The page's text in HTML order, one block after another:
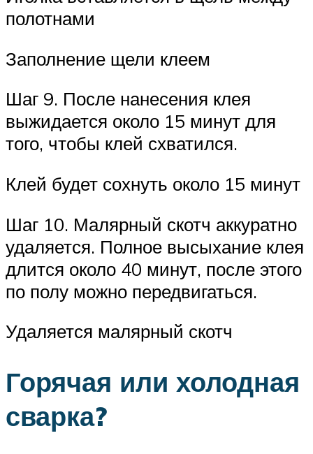
полотнами
Заполнение щели клеем
Шаг 9. После нанесения клея
выжидается около 15 минут для
того, чтобы клей схватился.
Клей будет сохнуть около 15 минут
Шаг 10. Малярный скотч аккуратно
удаляется. Полное высыхание клея
длится около 40 минут, после этого
по полу можно передвигаться.
Удаляется малярный скотч
Горячая или холодная
сварка?